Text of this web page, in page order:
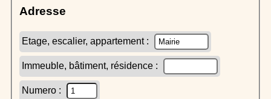
Adresse
Etage, escalier, appartement :
Immeuble, bâtiment, résidence :
Numero :